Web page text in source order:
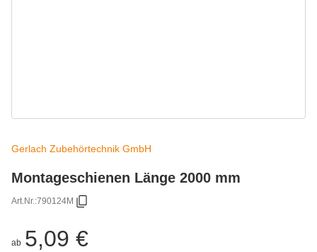
Gerlach Zubehörtechnik GmbH
Montageschienen Länge 2000 mm
Art.Nr.:790124M
ab 5,09 €